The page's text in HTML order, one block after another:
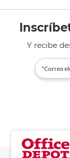
Y recibe